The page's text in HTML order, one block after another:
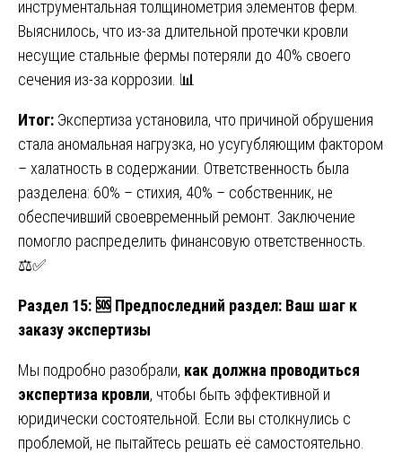
инструментальная толщинометрия элементов ферм.
Выяснилось, что из-за длительной протечки кровли
несущие стальные фермы потеряли до 40% своего
сечения из-за коррозии. 📊
Итог: Экспертиза установила, что причиной обрушения
стала аномальная нагрузка, но усугубляющим фактором
– халатность в содержании. Ответственность была
разделена: 60% – стихия, 40% – собственник, не
обеспечивший своевременный ремонт. Заключение
помогло распределить финансовую ответственность.
⚖️✅
Раздел 15: 🆘 Предпоследний раздел: Ваш шаг к
заказу экспертизы
Мы подробно разобрали, как должна проводиться
экспертиза кровли, чтобы быть эффективной и
юридически состоятельной. Если вы столкнулись с
проблемой, не пытайтесь решать её самостоятельно.